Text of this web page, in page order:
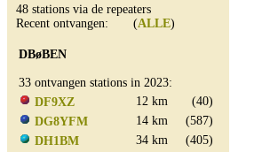
48 stations via de repeaters
Recent ontvangen: (ALLE)
DBøBEN
33 ontvangen stations in 2023:
DF9XZ
12 km
(40)
DG8YFM
14 km
(587)
DH1BM
34 km
(405)